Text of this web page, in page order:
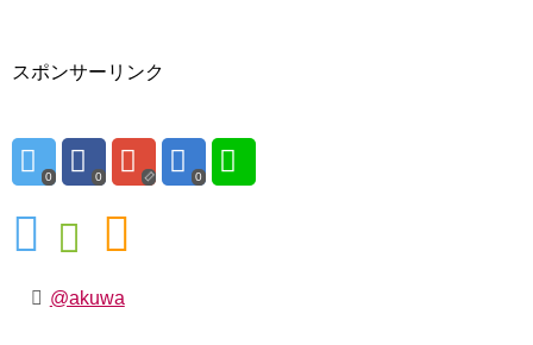
スポンサーリンク
0 0 0
@akuwa